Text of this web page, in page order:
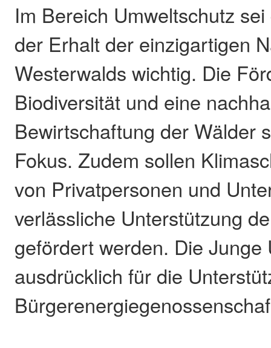
Im Bereich Umweltschutz
der Erhalt der einzigartigen
Westerwalds wichtig. Die
Biodiversität und eine
Bewirtschaftung der Wälder
Fokus. Zudem sollen
von Privatpersonen und
verlässliche Unterstützung
gefördert werden. Die Junge
ausdrücklich für die